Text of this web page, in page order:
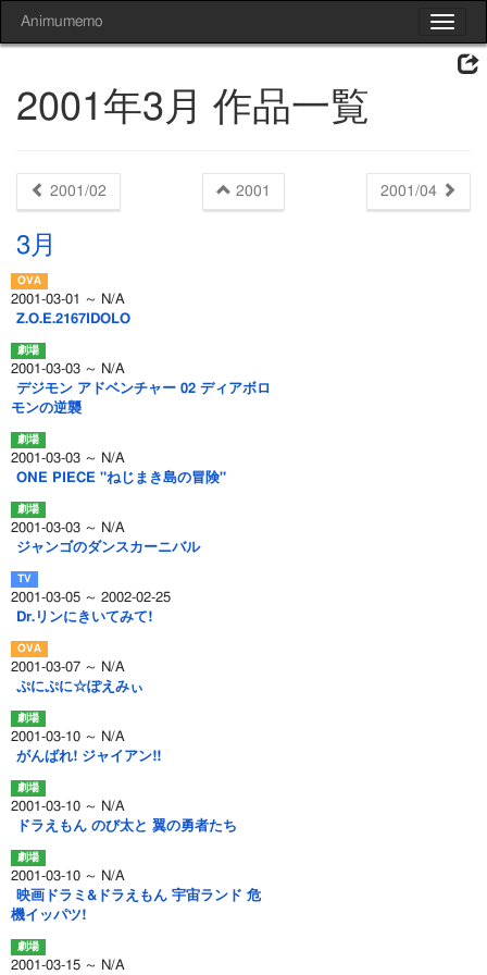
Toggle
Animumemo
2001年3月 作品一覧
2001/02 2001 2001/04
3月
2001-03-01 ～ N/A
Z.O.E.2167IDOLO
2001-03-03 ～ N/A
デジモン アドベンチャー 02 ディアボロ
モンの逆襲
2001-03-03 ～ N/A
ONE PIECE "ねじまき島の冒険"
2001-03-03 ～ N/A
ジャンゴのダンスカーニバル
2001-03-05 ～ 2002-02-25
Dr.リンにきいてみて!
2001-03-07 ～ N/A
ぷにぷに☆ぽえみぃ
2001-03-10 ～ N/A
がんばれ! ジャイアン!!
2001-03-10 ～ N/A
ドラえもん のび太と 翼の勇者たち
2001-03-10 ～ N/A
映画ドラミ&ドラえもん 宇宙ランド 危
機イッパツ!
2001-03-15 ～ N/A